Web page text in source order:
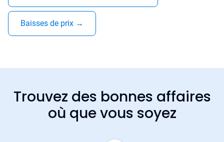
Baisses de prix →
Trouvez des bonnes affaires
où que vous soyez